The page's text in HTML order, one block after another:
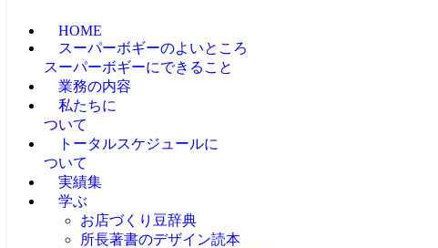
HOME
スーパーボギーのよいところ
スーパーボギーにできること
業務の内容
私たちに
ついて
トータルスケジュールに
ついて
実績集
学ぶ
お店づくり豆辞典
所長著書のデザイン読本